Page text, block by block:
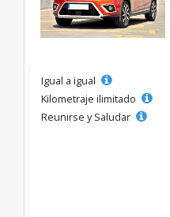
Igual a igual
Kilometraje ilimitado
Reunirse y Saludar